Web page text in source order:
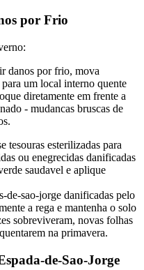
por Frio
danos por frio, mova
um local interno quente
diretamente em frente a
- mudancas bruscas de
tesouras esterilizadas para
ou enegrecidas danificadas
saudavel e aplique
de-sao-jorge danificadas pelo
a rega e mantenha o solo
sobreviveram, novas folhas
na primavera.
de-Sao-Jorge